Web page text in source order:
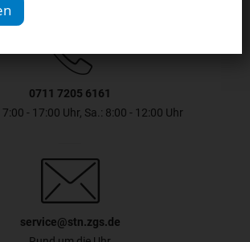
0711 7205 6161
7:00 - 17:00 Uhr, Sa.: 8:00 - 12:00 Uhr
service@stn.zgs.de